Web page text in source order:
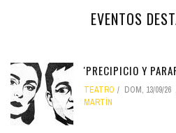
EVENTOS
'PRECIPICIO Y
TEATRO DOM, 13/09/26
MARTÍN